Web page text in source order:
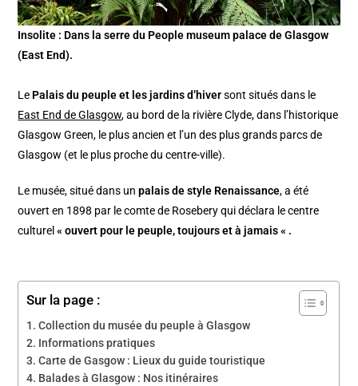
Insolite : Dans la serre du People museum palace de Glasgow
(East End).
Le Palais du peuple et les jardins d’hiversont situés dans le
East End de Glasgow, au bord de la rivière Clyde, dans l’historique
Glasgow Green, le plus ancien et l’un des plus grands parcs de
Glasgow (et le plus proche du centre-ville).
Le musée, situé dans unpalais de style Renaissance, a été
ouvert en 1898 par le comte de Rosebery qui déclara le centre
culturel« ouvert pour le peuple, toujours et à jamais « .
Sur la page :
Collection du musée du peuple à Glasgow
Informations pratiques
Carte de Gasgow : Lieux du guide touristique
Balades à Glasgow : Nos itinéraires